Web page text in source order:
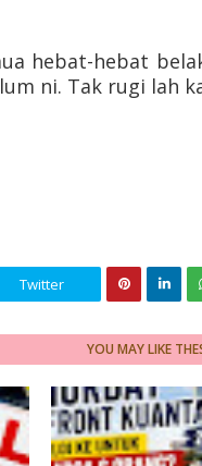
hebat-hebat
ni. Tak rugi lah
Twitter
YOU MAY LIKE